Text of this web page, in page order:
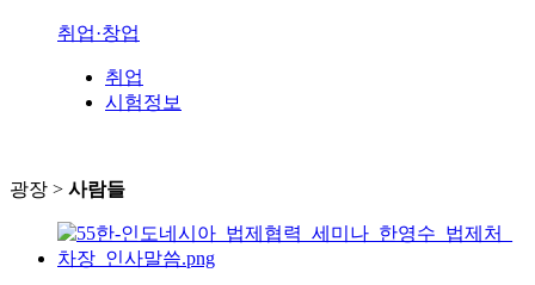
취업·창업
취업
시험정보
광장 > 사람들